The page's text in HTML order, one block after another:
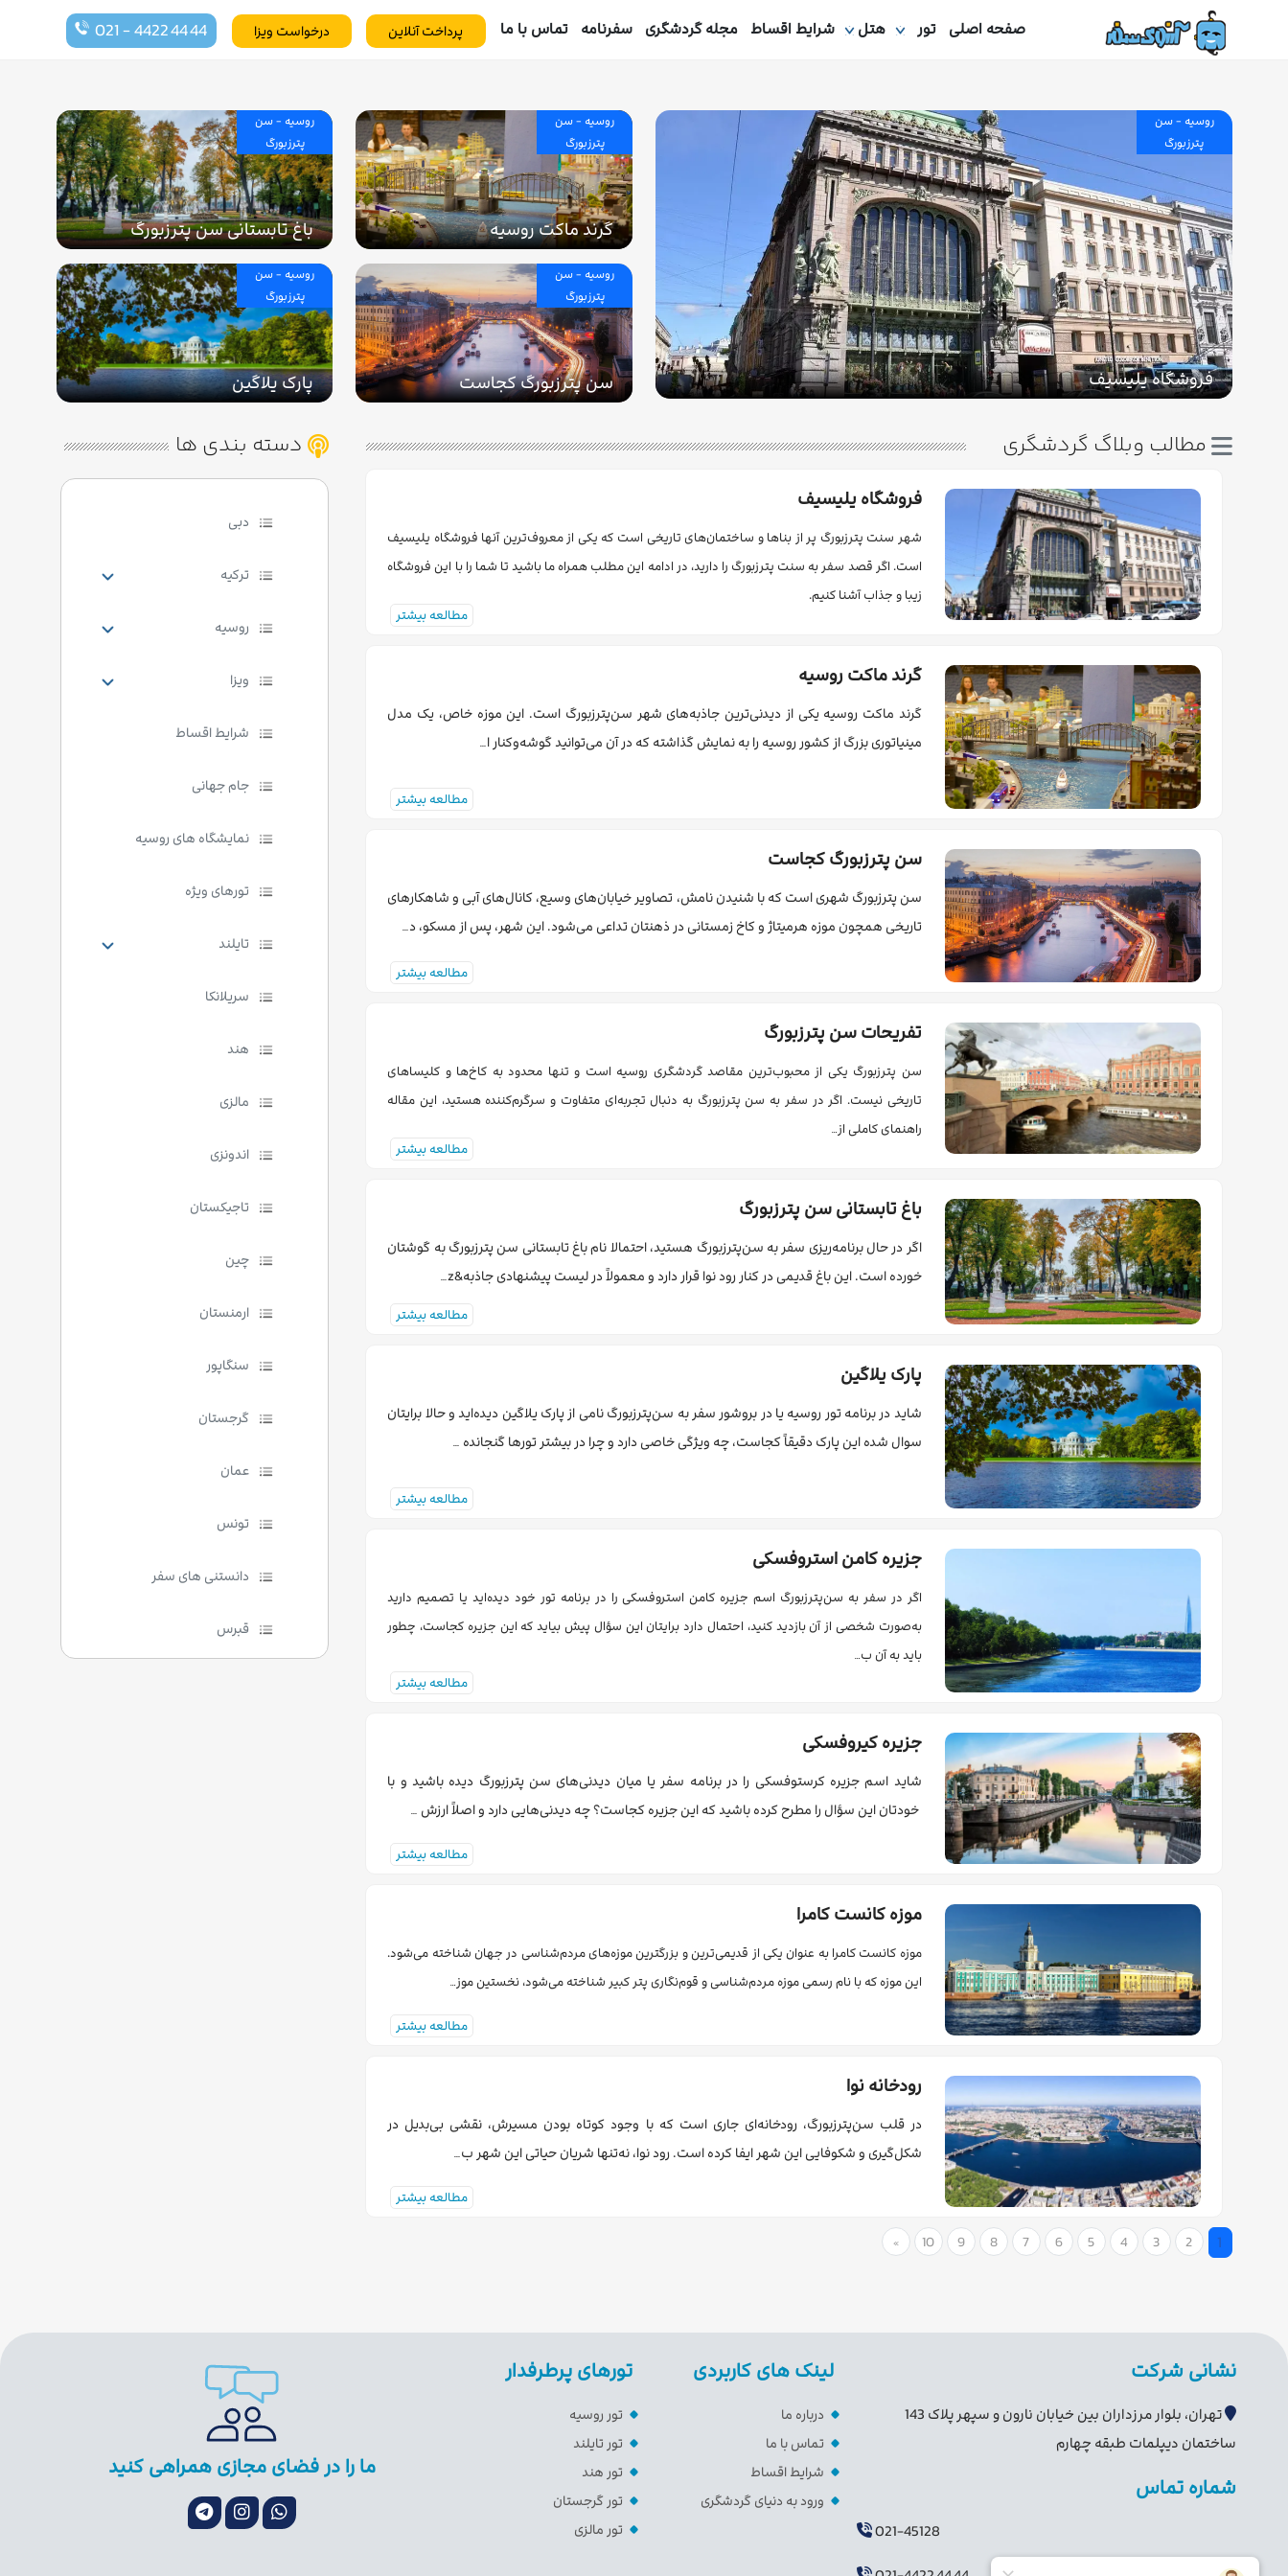
صفحه اصلی تور هتل شرایط اقساط مجله گردشگری سفرنامه تماس با ما درخواست ویزا 021 - 4422 44 44 پرداخت آنلاین
روسیه - سن
پترزبورگ
فروشگاه یلیسیف
روسیه - سن
پترزبورگ
گرند ماکت روسیه
روسیه - سن
پترزبورگ
سن پترزبورگ کجاست
روسیه - سن
پترزبورگ
باغ تابستانی سن پترزبورگ
روسیه - سن
پترزبورگ
پارک یلاگین
مطالب وبلاگ گردشگری
فروشگاه یلیسیف
شهر سنت پترزبورگ پر از بناها و ساختمان‌های تاریخی است که یکی از معروف‌ترین آنها فروشگاه یلیسیف
است. اگر قصد سفر به سنت پترزبورگ را دارید، در ادامه این مطلب همراه ما باشید تا شما را با این فروشگاه
زیبا و جذاب آشنا کنیم.
مطالعه بیشتر
گرند ماکت روسیه
گرند ماکت روسیه یکی از دیدنی‌ترین جاذبه‌های شهر سن‌پترزبورگ است. این موزه خاص، یک مدل
مینیاتوری بزرگ از کشور روسیه را به نمایش گذاشته که در آن می‌توانید گوشه‌وکنار ا…
مطالعه بیشتر
سن پترزبورگ کجاست
سن پترزبورگ شهری است که با شنیدن نامش، تصاویر خیابان‌های وسیع، کانال‌های آبی و شاهکارهای
تاریخی همچون موزه هرمیتاژ و کاخ زمستانی در ذهنتان تداعی می‌شود. این شهر، پس از مسکو، د…
مطالعه بیشتر
تفریحات سن پترزبورگ
سن پترزبورگ یکی از محبوب‌ترین مقاصد گردشگری روسیه است و تنها محدود به کاخ‌ها و کلیساهای
تاریخی نیست. اگر در سفر به سن پترزبورگ به دنبال تجربه‌ای متفاوت و سرگرم‌کننده هستید، این مقاله
راهنمای کاملی از…
مطالعه بیشتر
باغ تابستانی سن پترزبورگ
اگر در حال برنامه‌ریزی سفر به سن‌پترزبورگ هستید، احتمالا نام باغ تابستانی سن پترزبورگ به گوشتان
خورده است. این باغ قدیمی در کنار رود نوا قرار دارد و معمولاً در لیست پیشنهادی جاذبه&z…
مطالعه بیشتر
پارک یلاگین
شاید در برنامه تور روسیه یا در بروشور سفر به سن‌پترزبورگ نامی از پارک یلاگین دیده‌اید و حالا برایتان
سوال شده این پارک دقیقاً کجاست، چه ویژگی خاصی دارد و چرا در بیشتر تورها گنجانده …
مطالعه بیشتر
جزیره کامن استروفسکی
اگر در سفر به سن‌پترزبورگ اسم جزیره کامن استروفسکی را در برنامه تور خود دیده‌اید یا تصمیم دارید
به‌صورت شخصی از آن بازدید کنید، احتمال دارد برایتان این سؤال پیش بیاید که این جزیره کجاست، چطور
باید به آن ب…
مطالعه بیشتر
جزیره کیروفسکی
شاید اسم جزیره کرستوفسکی را در برنامه سفر یا میان دیدنی‌های سن پترزبورگ دیده باشید و با
خودتان این سؤال را مطرح کرده باشید که این جزیره کجاست؟ چه دیدنی‌هایی دارد و اصلاً ارزش …
مطالعه بیشتر
موزه کانست کامرا
موزه کانست کامرا به عنوان یکی از قدیمی‌ترین و بزرگترین موزه‌های مردم‌شناسی در جهان شناخته می‌شود.
این موزه که با نام رسمی موزه مردم‌شناسی و قوم‌نگاری پتر کبیر شناخته می‌شود، نخستین موز…
مطالعه بیشتر
رودخانه نوا
در قلب سن‌پترزبورگ، رودخانه‌ای جاری است که با وجود کوتاه بودن مسیرش، نقشی بی‌بدیل در
شکل‌گیری و شکوفایی این شهر ایفا کرده است. رود نوا، نه‌تنها شریان حیاتی این شهر ب…
مطالعه بیشتر
1
2
3
4
5
6
7
8
9
10
»
end
دسته بندی ها
دبی
ترکیه
روسیه
ویزا
شرایط اقساط
جام جهانی
نمایشگاه های روسیه
تورهای ویژه
تایلند
سریلانکا
هند
مالزی
اندونزی
تاجیکستان
چین
ارمنستان
سنگاپور
گرجستان
عمان
تونس
دانستنی های سفر
قبرس
نشانی شرکت
تهران، بلوار مرزداران بین خیابان نارون و سپهر پلاک 143
ساختمان دیپلمات طبقه چهارم
شماره تماس
021-45128
لینک های کاربردی
درباره ما
تماس با ما
شرایط اقساط
ورود به دنیای گردشگری
تورهای پرطرفدار
تور روسیه
تور تایلند
تور هند
تور گرجستان
تور مالزی
ما را در فضای مجازی همراهی کنید